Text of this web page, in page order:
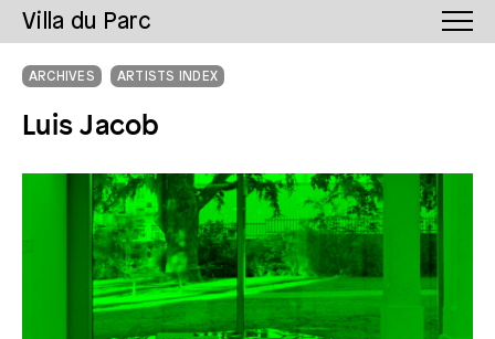
Villa du Parc
ARCHIVES ARTISTS INDEX
Luis Jacob